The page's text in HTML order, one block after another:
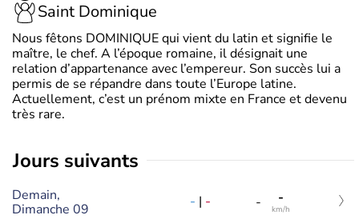
Saint Dominique
Nous fêtons DOMINIQUE qui vient du latin et signifie le
maître, le chef. A l’époque romaine, il désignait une
relation d’appartenance avec l’empereur. Son succès lui a
permis de se répandre dans toute l’Europe latine.
Actuellement, c’est un prénom mixte en France et devenu
très rare.
jours suivants
Demain,
Dimanche 09
- | - - -
km/h